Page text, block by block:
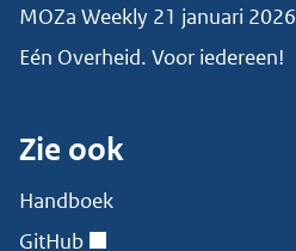
MOZa Weekly 21 januari 2026
Eén Overheid. Voor iedereen!
Zie ook
Handboek
GitHub